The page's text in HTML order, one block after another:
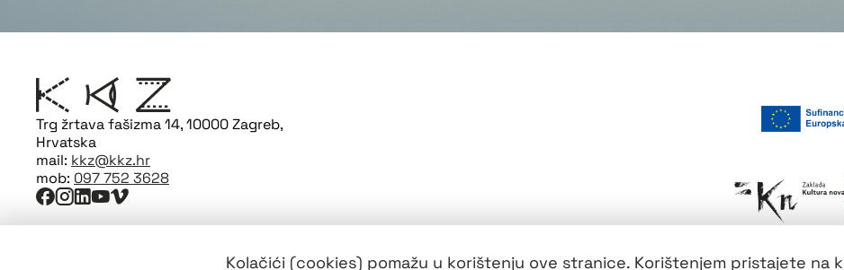
Kolačići (cookies) pomažu u korištenju ove stranice. Korištenjem pristajete na
Trg žrtava fašizma 14, 10000 Zagreb,
Hrvatska
mail: kkz@kkz.hr
mob: 097 752 3628